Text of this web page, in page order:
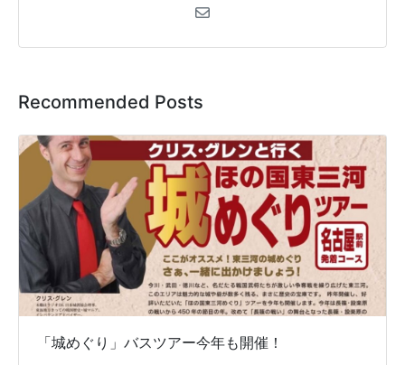
Recommended Posts
「城めぐり」バスツアー今年も開催！